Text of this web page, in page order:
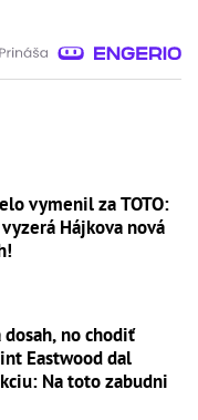
vymenil za TOTO:
Hájkova nová
no chodiť
Eastwood dal
Na toto zabudni